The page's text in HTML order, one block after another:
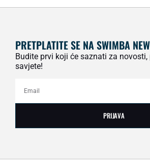
PRETPLATITE SE NA SWIMBA
Budite prvi koji će saznati za
savjete!
PRIJAVA